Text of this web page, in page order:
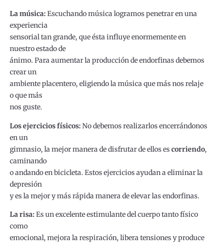
La música:Escuchando música logramos penetrar en una
experiencia
sensorial tan grande, que ésta influye enormemente en
nuestro estado de
ánimo. Para aumentar la producción de endorfinas debemos
crear un
ambiente placentero, eligiendo la música que más nos relaje
o que más
nos guste.
Los ejercicios físicos:No debemos realizarlos encerrándonos
en un
gimnasio, la mejor manera de disfrutar de ellos escorriendo,
caminando
o andando en bicicleta. Estos ejercicios ayudan a eliminar la
depresión
y es la mejor y más rápida manera de elevar las endorfinas.
La risa:Es un excelente estimulante del cuerpo tanto físico
como
emocional, mejora la respiración, libera tensiones y produce